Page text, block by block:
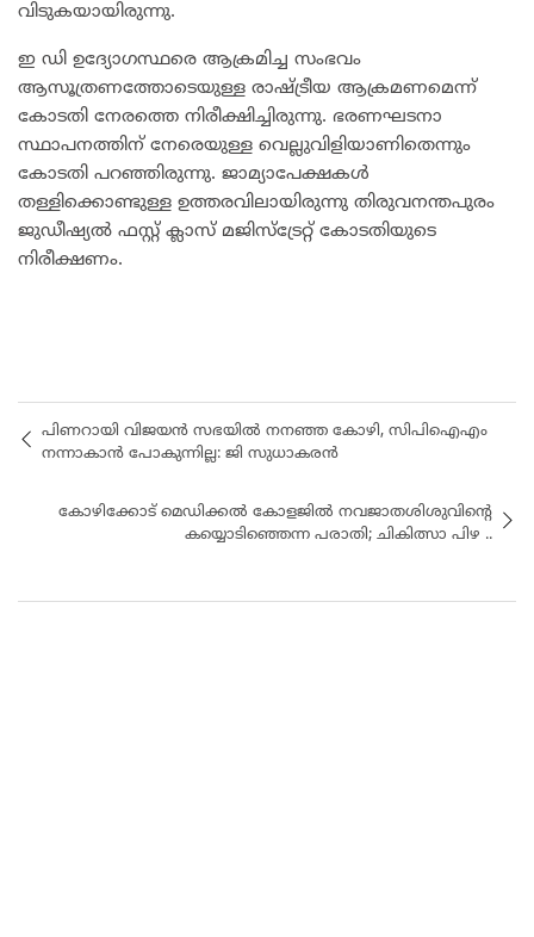
വിടുകയായിരുന്നു.
ഇ ഡി ഉദ്യോഗസ്ഥരെ ആക്രമിച്ച സംഭവം
ആസൂത്രണത്തോടെയുള്ള രാഷ്ട്രീയ ആക്രമണമെന്ന്
കോടതി നേരത്തെ നിരീക്ഷിച്ചിരുന്നു. ഭരണഘടനാ
സ്ഥാപനത്തിന് നേരെയുള്ള വെല്ലുവിളിയാണിതെന്നും
കോടതി പറഞ്ഞിരുന്നു. ജാമ്യാപേക്ഷകൾ
തള്ളിക്കൊണ്ടുള്ള ഉത്തരവിലായിരുന്നു തിരുവനന്തപുരം
ജുഡീഷ്യൽ ഫസ്റ്റ് ക്ലാസ് മജിസ്‌ട്രേറ്റ് കോടതിയുടെ
നിരീക്ഷണം.
പിണറായി വിജയൻ സഭയിൽ നനഞ്ഞ കോഴി, സിപിഐഎം
നന്നാകാൻ പോകുന്നില്ല: ജി സുധാകരൻ
കോഴിക്കോട് മെഡിക്കൽ കോളജിൽ നവജാതശിശുവിന്റെ
കയ്യൊടിഞ്ഞെന്ന പരാതി; ചികിത്സാ പിഴ ..